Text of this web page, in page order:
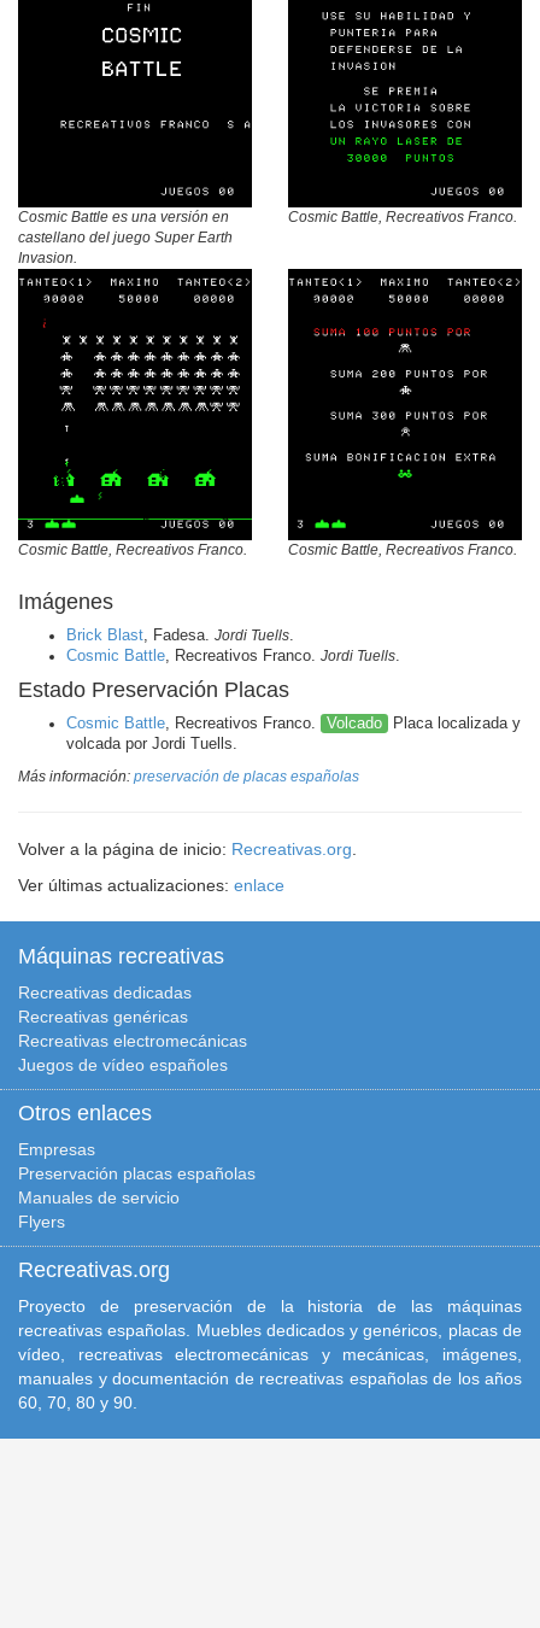
Cosmic Battle es una versión en
castellano del juego Super Earth
Invasion.
Cosmic Battle, Recreativos Franco.
Cosmic Battle, Recreativos Franco. Cosmic Battle, Recreativos Franco.
Imágenes
Brick Blast, Fadesa. Jordi Tuells.
Cosmic Battle, Recreativos Franco. Jordi Tuells.
Estado Preservación Placas
Cosmic Battle, Recreativos Franco. Volcado
Placa localizada y
volcada por Jordi Tuells.
Más información: preservación de placas españolas
Volver a la página de inicio: Recreativas.org.
Ver últimas actualizaciones: enlace
Máquinas recreativas
Recreativas dedicadas
Recreativas genéricas
Recreativas electromecánicas
Juegos de vídeo españoles
Otros enlaces
Empresas
Preservación placas españolas
Manuales de servicio
Flyers
Recreativas.org
Proyecto de preservación de la historia de las máquinas
recreativas españolas. Muebles dedicados y genéricos, placas de
vídeo, recreativas electromecánicas y mecánicas, imágenes,
manuales y documentación de recreativas españolas de los años
60, 70, 80 y 90.